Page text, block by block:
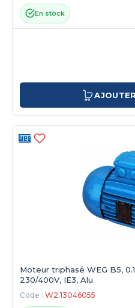
En stock
Moteur triphasé WEG B5,
230/400V, IE3, Alu
Code : W2.13046055